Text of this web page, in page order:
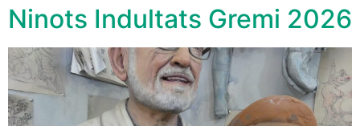
Ninots Indultats Gremi 2026